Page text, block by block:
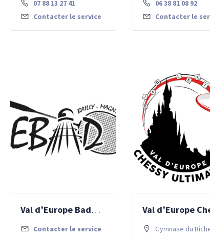
07 88 13 27 41
Contacter le service
06 38 81 08 92
Contacter le
Val d’Europe Badminton (VEBAD)
Contacter le service
Gymnase du